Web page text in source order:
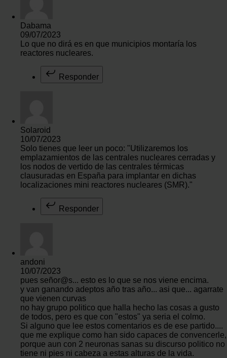
Dabama
09/07/2023
Lo que no dirá es en que municipios montaría los
reactores nucleares.
Responder
Solaroid
10/07/2023
Solo tienes que leer un poco: "Utilizaremos los
emplazamientos de las centrales nucleares cerradas y
los nodos de vertido de las centrales térmicas
clausuradas en España para implantar en dichas
localizaciones mini reactores nucleares (SMR)."
Responder
andoni
10/07/2023
pues señor@s... esto es lo que se nos viene encima.
y van ganando adeptos año tras año... asi que... agarrate
que vienen curvas
no hay grupo politico que halla hecho las cosas a gusto
de todos, pero es que con "estos" ya seria el colmo.
Si alguno que lee estos comentarios es de ese partido....
que me explique como han sido capaces de convencerle,
porque aun con 2 neuronas sanas su discurso politico no
tiene ni pies ni cabeza a estas alturas de la vida.